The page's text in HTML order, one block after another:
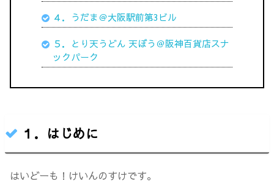
４．うだま＠大阪駅前第3ビル
５．とり天うどん 天ぼう＠阪神百貨店スナ
ックパーク
１．はじめに
はいどーも！けいんのすけです。